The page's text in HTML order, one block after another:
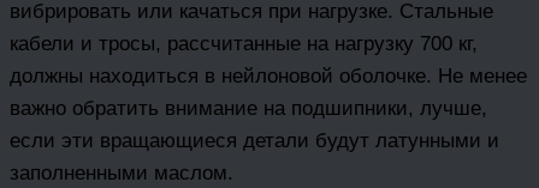
вибрировать или качаться при нагрузке. Стальные
кабели и тросы, рассчитанные на нагрузку 700 кг,
должны находиться в нейлоновой оболочке. Не менее
важно обратить внимание на подшипники, лучше,
если эти вращающиеся детали будут латунными и
заполненными маслом.